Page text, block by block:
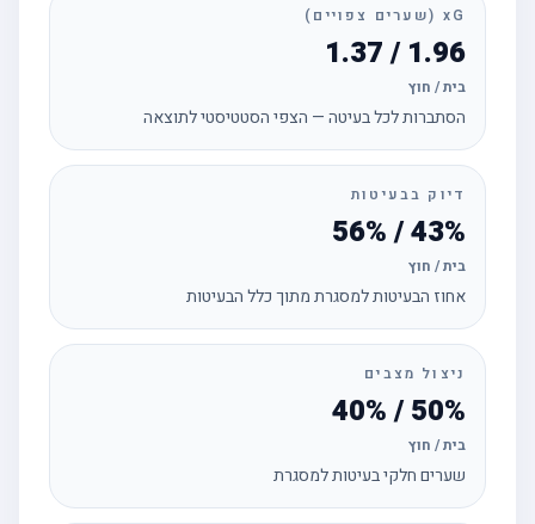
xG (שערים צפויים)
1.96 / 1.37
בית / חוץ
הסתברות לכל בעיטה — הצפי הסטטיסטי לתוצאה
דיוק בבעיטות
43% / 56%
בית / חוץ
אחוז הבעיטות למסגרת מתוך כלל הבעיטות
ניצול מצבים
50% / 40%
בית / חוץ
שערים חלקי בעיטות למסגרת